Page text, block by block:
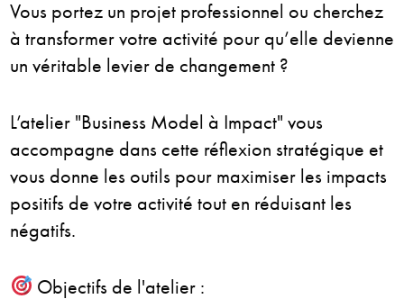
Vous portez un projet professionnel ou cherchez
à transformer votre activité pour qu’elle devienne
un véritable levier de changement ?
L’atelier "Business Model à Impact" vous
accompagne dans cette réflexion stratégique et
vous donne les outils pour maximiser les impacts
positifs de votre activité tout en réduisant les
négatifs.
Objectifs de l'atelier :